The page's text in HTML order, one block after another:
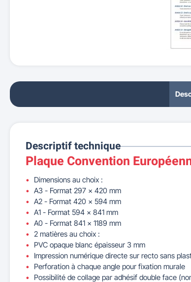
Descriptif technique
Plaque Convention
Dimensions au choix :
A3 - Format 297 x 420 mm
A2 - Format 420 x 594 mm
A1 - Format 594 x 841 mm
A0 - Format 841 x 1189 mm
2 matières au choix :
PVC opaque blanc épaisseur 3 mm
Impression numérique directe sur recto sans
Perforation à chaque angle pour fixation murale
Possibilité de collage par adhésif double face